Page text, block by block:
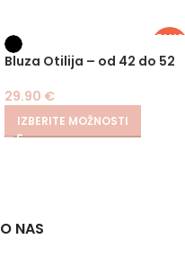
PLUS
Bluza Otilija – od 42 do 52
29.90 €
IZBERITE MOŽNOSTI
O NAS